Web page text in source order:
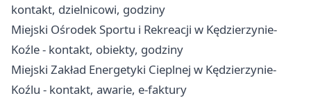
kontakt, dzielnicowi, godziny
Miejski Ośrodek Sportu i Rekreacji w Kędzierzynie-
Koźle - kontakt, obiekty, godziny
Miejski Zakład Energetyki Cieplnej w Kędzierzynie-
Koźlu - kontakt, awarie, e-faktury